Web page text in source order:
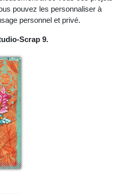
pouvez les personnaliser à
personnel et privé.
Scrap 9.